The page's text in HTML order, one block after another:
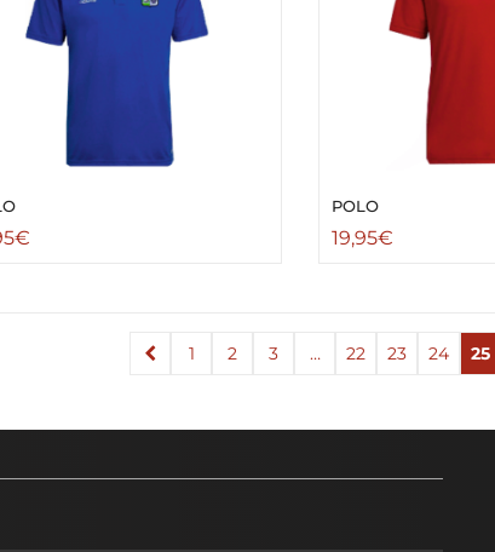
€
POLO
19,95€
← 1 2 3 … 22 23 24 25